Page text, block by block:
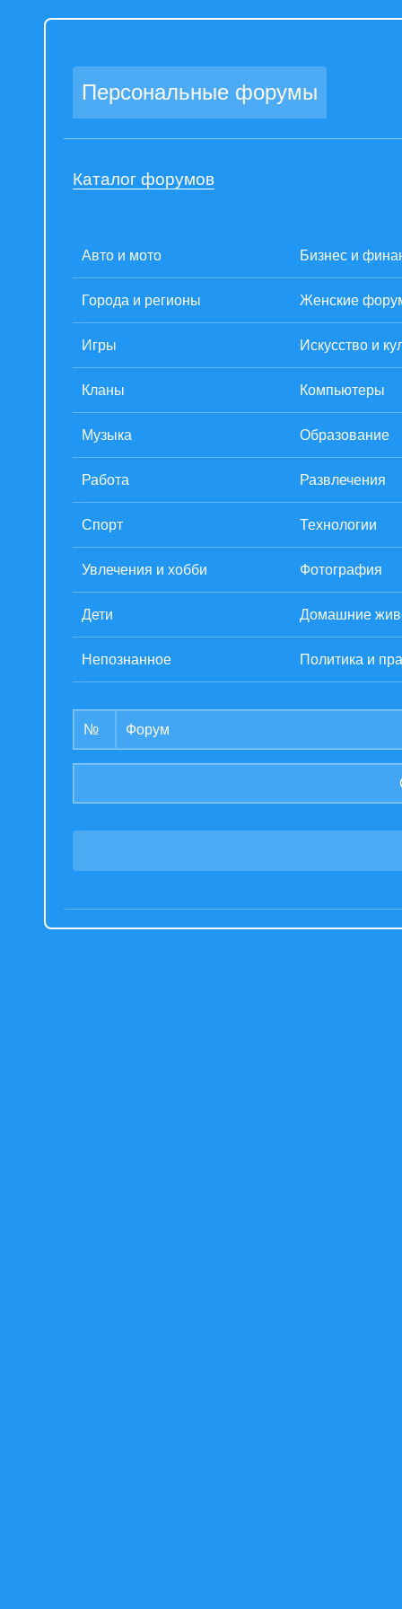
Персональные форумы
Каталог форумов
Авто и мото Бизнес и
Города и регионы Женские
Игры Искусство и
Кланы Компьютеры
Музыка Образование
Работа Развлечения
Спорт Технологии
Увлечения и хобби Фотография
Дети Домашние
Непознанное Политика и
№ Форум